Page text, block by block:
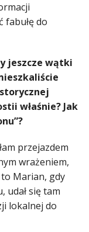
fabułę do
jeszcze wątki
właśnie? Jak
przejazdem
wrażeniem,
Marian, gdy
udał się tam
lokalnej do